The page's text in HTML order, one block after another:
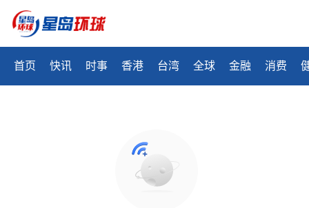
首页 快讯 时事 香港 台湾 全球 金融 消费